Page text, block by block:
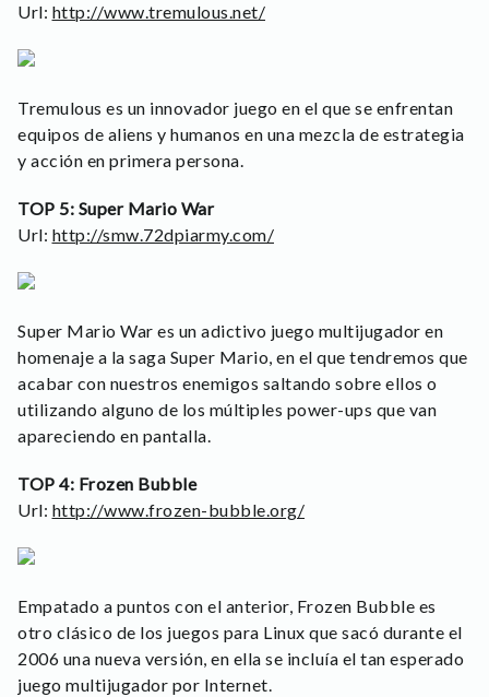
Url: http://www.tremulous.net/
Tremulous es un innovador juego en el que se enfrentan
equipos de aliens y humanos en una mezcla de estrategia
y acción en primera persona.
TOP 5: Super Mario War
Url: http://smw.72dpiarmy.com/
Super Mario War es un adictivo juego multijugador en
homenaje a la saga Super Mario, en el que tendremos que
acabar con nuestros enemigos saltando sobre ellos o
utilizando alguno de los múltiples power-ups que van
apareciendo en pantalla.
TOP 4: Frozen Bubble
Url: http://www.frozen-bubble.org/
Empatado a puntos con el anterior, Frozen Bubble es
otro clásico de los juegos para Linux que sacó durante el
2006 una nueva versión, en ella se incluía el tan esperado
juego multijugador por Internet.